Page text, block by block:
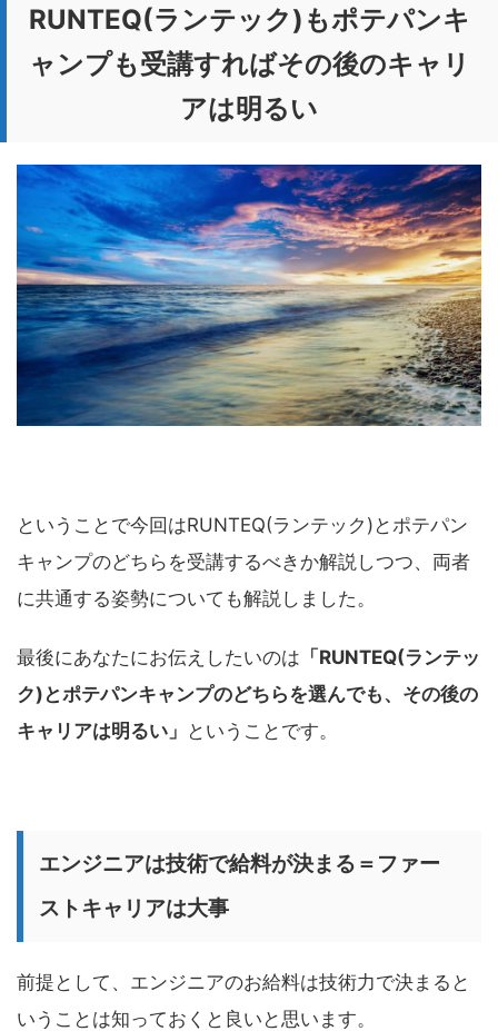
RUNTEQ(ランテック)もポテパンキ
ャンプも受講すればその後のキャリ
アは明るい
ということで今回はRUNTEQ(ランテック)とポテパン
キャンプのどちらを受講するべきか解説しつつ、両者
に共通する姿勢についても解説しました。
最後にあなたにお伝えしたいのは 「RUNTEQ(ランテッ
ク)とポテパンキャンプのどちらを選んでも、その後の
キャリアは明るい」 ということです。
エンジニアは技術で給料が決まる＝ファー
ストキャリアは大事
前提として、エンジニアのお給料は技術力で決まると
いうことは知っておくと良いと思います。